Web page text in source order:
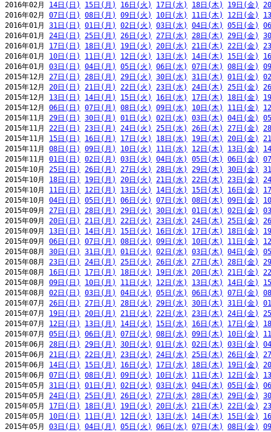
2016年02月 14日(日) 15日(月) 16日(火) 17日(水) 18日(木) 19日(金)
2016年02月 07日(日) 08日(月) 09日(火) 10日(水) 11日(木) 12日(金)
2016年01月 31日(日) 01日(月) 02日(火) 03日(水) 04日(木) 05日(金)
2016年01月 24日(日) 25日(月) 26日(火) 27日(水) 28日(木) 29日(金)
2016年01月 17日(日) 18日(月) 19日(火) 20日(水) 21日(木) 22日(金)
2016年01月 10日(日) 11日(月) 12日(火) 13日(水) 14日(木) 15日(金)
2016年01月 03日(日) 04日(月) 05日(火) 06日(水) 07日(木) 08日(金)
2015年12月 27日(日) 28日(月) 29日(火) 30日(水) 31日(木) 01日(金)
2015年12月 20日(日) 21日(月) 22日(火) 23日(水) 24日(木) 25日(金)
2015年12月 13日(日) 14日(月) 15日(火) 16日(水) 17日(木) 18日(金)
2015年12月 06日(日) 07日(月) 08日(火) 09日(水) 10日(木) 11日(金)
2015年11月 29日(日) 30日(月) 01日(火) 02日(水) 03日(木) 04日(金)
2015年11月 22日(日) 23日(月) 24日(火) 25日(水) 26日(木) 27日(金)
2015年11月 15日(日) 16日(月) 17日(火) 18日(水) 19日(木) 20日(金)
2015年11月 08日(日) 09日(月) 10日(火) 11日(水) 12日(木) 13日(金)
2015年11月 01日(日) 02日(月) 03日(火) 04日(水) 05日(木) 06日(金)
2015年10月 25日(日) 26日(月) 27日(火) 28日(水) 29日(木) 30日(金)
2015年10月 18日(日) 19日(月) 20日(火) 21日(水) 22日(木) 23日(金)
2015年10月 11日(日) 12日(月) 13日(火) 14日(水) 15日(木) 16日(金)
2015年10月 04日(日) 05日(月) 06日(火) 07日(水) 08日(木) 09日(金)
2015年09月 27日(日) 28日(月) 29日(火) 30日(水) 01日(木) 02日(金)
2015年09月 20日(日) 21日(月) 22日(火) 23日(水) 24日(木) 25日(金)
2015年09月 13日(日) 14日(月) 15日(火) 16日(水) 17日(木) 18日(金)
2015年09月 06日(日) 07日(月) 08日(火) 09日(水) 10日(木) 11日(金)
2015年08月 30日(日) 31日(月) 01日(火) 02日(水) 03日(木) 04日(金)
2015年08月 23日(日) 24日(月) 25日(火) 26日(水) 27日(木) 28日(金)
2015年08月 16日(日) 17日(月) 18日(火) 19日(水) 20日(木) 21日(金)
2015年08月 09日(日) 10日(月) 11日(火) 12日(水) 13日(木) 14日(金)
2015年08月 02日(日) 03日(月) 04日(火) 05日(水) 06日(木) 07日(金)
2015年07月 26日(日) 27日(月) 28日(火) 29日(水) 30日(木) 31日(金)
2015年07月 19日(日) 20日(月) 21日(火) 22日(水) 23日(木) 24日(金)
2015年07月 12日(日) 13日(月) 14日(火) 15日(水) 16日(木) 17日(金)
2015年07月 05日(日) 06日(月) 07日(火) 08日(水) 09日(木) 10日(金)
2015年06月 28日(日) 29日(月) 30日(火) 01日(水) 02日(木) 03日(金)
2015年06月 21日(日) 22日(月) 23日(火) 24日(水) 25日(木) 26日(金)
2015年06月 14日(日) 15日(月) 16日(火) 17日(水) 18日(木) 19日(金)
2015年06月 07日(日) 08日(月) 09日(火) 10日(水) 11日(木) 12日(金)
2015年05月 31日(日) 01日(月) 02日(火) 03日(水) 04日(木) 05日(金)
2015年05月 24日(日) 25日(月) 26日(火) 27日(水) 28日(木) 29日(金)
2015年05月 17日(日) 18日(月) 19日(火) 20日(水) 21日(木) 22日(金)
2015年05月 10日(日) 11日(月) 12日(火) 13日(水) 14日(木) 15日(金)
2015年05月 03日(日) 04日(月) 05日(火) 06日(水) 07日(木) 08日(金)